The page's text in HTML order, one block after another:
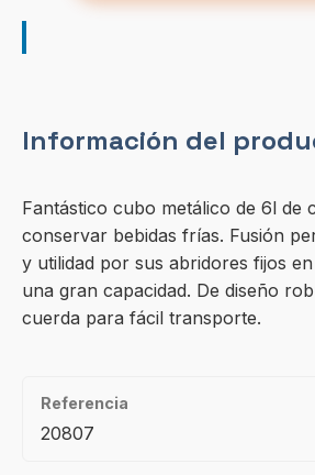
Información del
Fantástico cubo metálico de 6l de
conservar bebidas frías. Fusión
y utilidad por sus abridores fijos
una gran capacidad. De diseño
cuerda para fácil transporte.
Referencia
20807